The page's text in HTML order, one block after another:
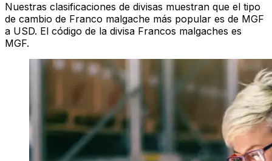
Nuestras clasificaciones de divisas muestran que el tipo
de cambio de Franco malgache más popular es de MGF
a USD. El código de la divisa Francos malgaches es
MGF.